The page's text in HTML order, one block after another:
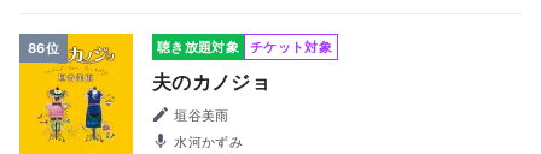
86位 聴き放題対象 チケット対象
夫のカノジョ
垣谷美雨
水河かずみ